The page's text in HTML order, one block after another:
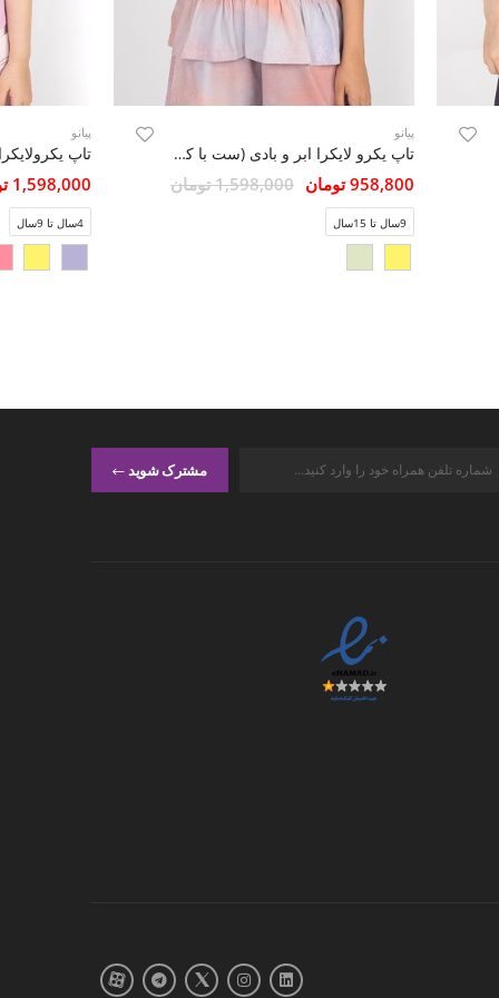
پیانو
تاپ یکرو لایکرا ابر و بادی (ست با کد 10444)
958,800 تومان 1,598,000 تومان
9سال تا 15سال
پیانو
تاپ
1,598,000 تومان
4سال تا 9سال
مشترک شوید